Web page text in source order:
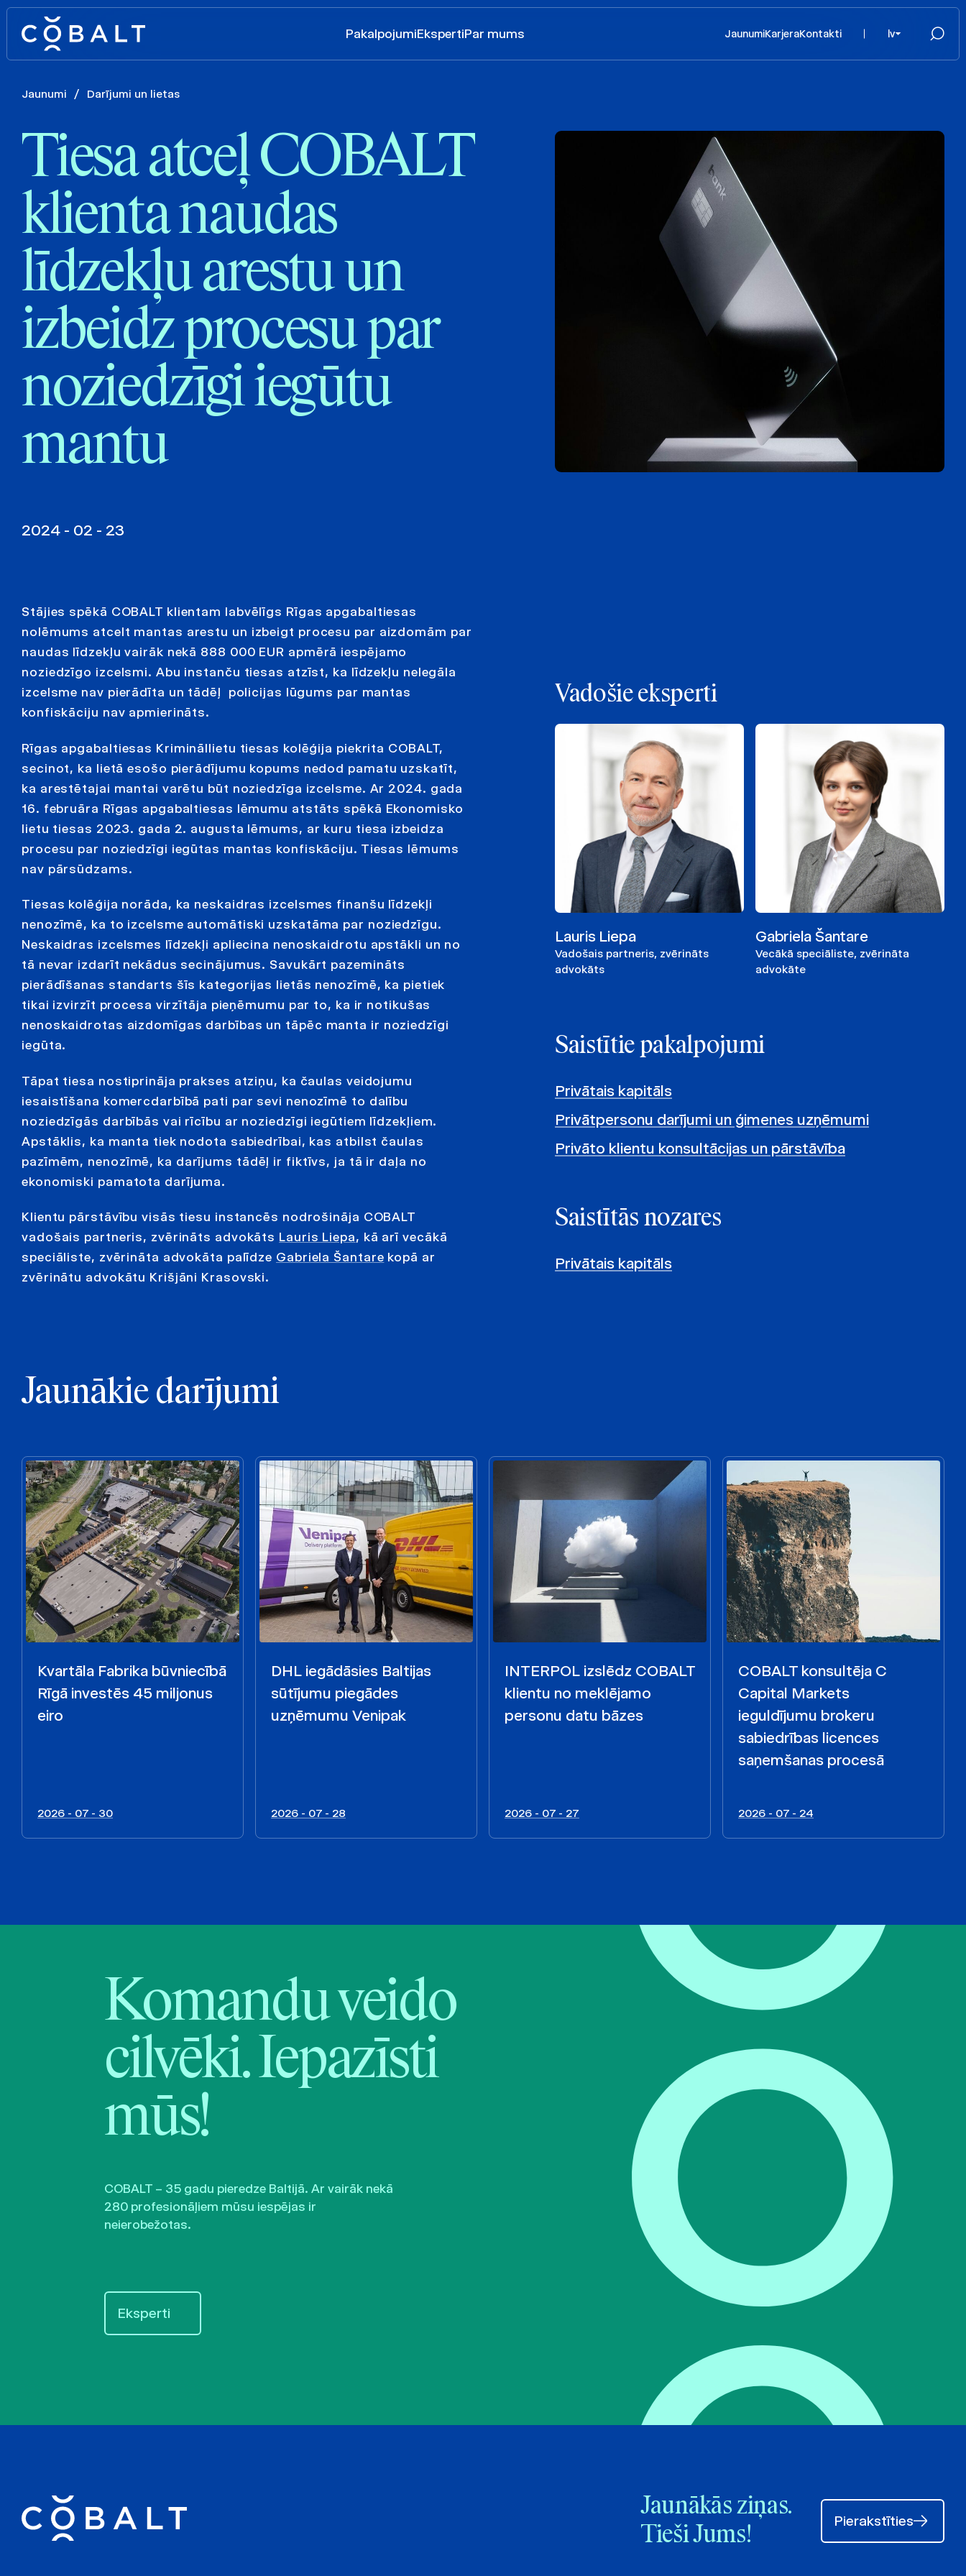
PakalpojumiEkspertiPar mums JaunumiKarjeraKontakti lv
Jaunumi / Darījumi un lietas
Tiesa atceļ COBALT
klienta naudas
līdzekļu arestu un
izbeidz procesu par
noziedzīgi iegūtu
mantu
2024 - 02 - 23
Stājies spēkā COBALT klientam labvēlīgs Rīgas apgabaltiesas
nolēmums atcelt mantas arestu un izbeigt procesu par aizdomām par
naudas līdzekļu vairāk nekā 888 000 EUR apmērā iespējamo
noziedzīgo izcelsmi. Abu instanču tiesas atzīst, ka līdzekļu nelegāla
izcelsme nav pierādīta un tādēļ policijas lūgums par mantas
konfiskāciju nav apmierināts.
Rīgas apgabaltiesas Krimināllietu tiesas kolēģija piekrita COBALT,
secinot, ka lietā esošo pierādījumu kopums nedod pamatu uzskatīt,
ka arestētajai mantai varētu būt noziedzīga izcelsme. Ar 2024. gada
16. februāra Rīgas apgabaltiesas lēmumu atstāts spēkā Ekonomisko
lietu tiesas 2023. gada 2. augusta lēmums, ar kuru tiesa izbeidza
procesu par noziedzīgi iegūtas mantas konfiskāciju. Tiesas lēmums
nav pārsūdzams.
Tiesas kolēģija norāda, ka neskaidras izcelsmes finanšu līdzekļi
nenozīmē, ka to izcelsme automātiski uzskatāma par noziedzīgu.
Neskaidras izcelsmes līdzekļi apliecina nenoskaidrotu apstākli un no
tā nevar izdarīt nekādus secinājumus. Savukārt pazemināts
pierādīšanas standarts šīs kategorijas lietās nenozīmē, ka pietiek
tikai izvirzīt procesa virzītāja pieņēmumu par to, ka ir notikušas
nenoskaidrotas aizdomīgas darbības un tāpēc manta ir noziedzīgi
iegūta.
Tāpat tiesa nostiprināja prakses atziņu, ka čaulas veidojumu
iesaistīšana komercdarbībā pati par sevi nenozīmē to dalību
noziedzīgās darbībās vai rīcību ar noziedzīgi iegūtiem līdzekļiem.
Apstāklis, ka manta tiek nodota sabiedrībai, kas atbilst čaulas
pazīmēm, nenozīmē, ka darījums tādēļ ir fiktīvs, ja tā ir daļa no
ekonomiski pamatota darījuma.
Klientu pārstāvību visās tiesu instancēs nodrošināja COBALT
vadošais partneris, zvērināts advokāts Lauris Liepa, kā arī vecākā
speciāliste, zvērināta advokāta palīdze Gabriela Šantare kopā ar
zvērinātu advokātu Krišjāni Krasovski.
Vadošie eksperti
Lauris Liepa
Vadošais partneris, zvērināts
advokāts
Gabriela Šantare
Vecākā speciāliste, zvērināta
advokāte
Saistītie pakalpojumi
Privātais kapitāls
Privātpersonu darījumi un ģimenes uzņēmumi
Privāto klientu konsultācijas un pārstāvība
Saistītās nozares
Privātais kapitāls
Jaunākie darījumi
Kvartāla Fabrika būvniecībā
Rīgā investēs 45 miljonus
eiro
2026 - 07 - 30
DHL iegādāsies Baltijas
sūtījumu piegādes
uzņēmumu Venipak
2026 - 07 - 28
INTERPOL izslēdz COBALT
klientu no meklējamo
personu datu bāzes
2026 - 07 - 27
COBALT konsultēja C
Capital Markets
ieguldījumu brokeru
sabiedrības licences
saņemšanas procesā
2026 - 07 - 24
Komandu veido
cilvēki. Iepazīsti
mūs!
COBALT – 35 gadu pieredze Baltijā. Ar vairāk nekā
280 profesionāļiem mūsu iespējas ir
neierobežotas.
Eksperti
Jaunākās ziņas.
Tieši Jums!
Pierakstīties